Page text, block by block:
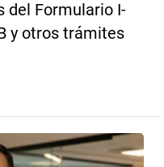
del Formulario I-
y otros trámites